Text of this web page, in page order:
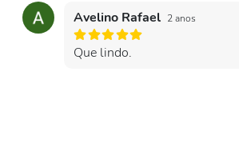
Avelino Rafael 2 anos
Que lindo.